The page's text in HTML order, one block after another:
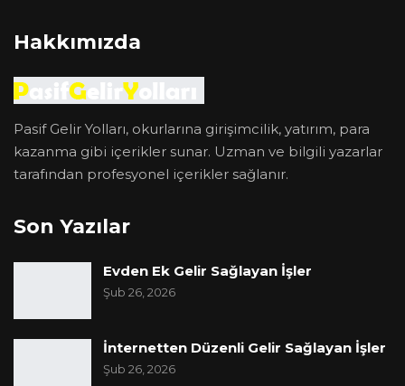
Hakkımızda
Pasif Gelir Yolları, okurlarına girişimcilik, yatırım, para
kazanma gibi içerikler sunar. Uzman ve bilgili yazarlar
tarafından profesyonel içerikler sağlanır.
Son Yazılar
Evden Ek Gelir Sağlayan İşler
Şub 26, 2026
İnternetten Düzenli Gelir Sağlayan İşler
Şub 26, 2026